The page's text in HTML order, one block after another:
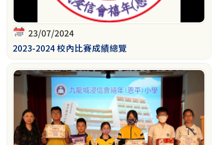
23/07/2024
2023-2024 校內比賽成績總覽